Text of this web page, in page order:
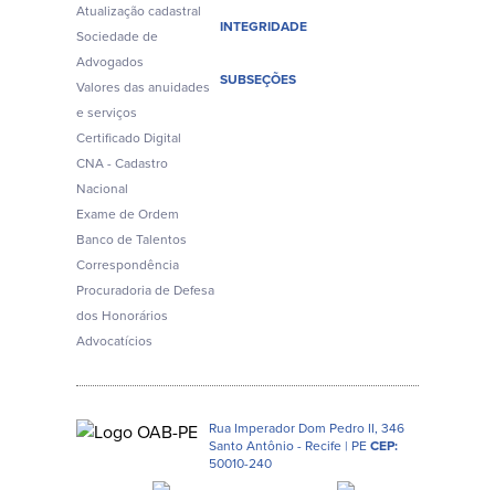
Atualização cadastral
Sociedade de
Advogados
Valores das anuidades
e serviços
Certificado Digital
CNA - Cadastro
Nacional
Exame de Ordem
Banco de Talentos
Correspondência
Procuradoria de Defesa
dos Honorários
Advocatícios
INTEGRIDADE
SUBSEÇÕES
Rua Imperador Dom Pedro II, 346
Santo Antônio - Recife | PECEP:
50010-240